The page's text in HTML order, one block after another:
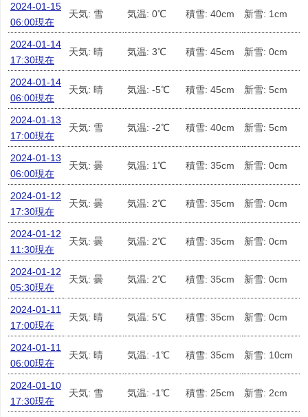
2024-01-15
06:00現在
天気: 雪 気温: 0℃ 積雪: 40cm 新雪: 1cm
2024-01-14
17:30現在
天気: 晴 気温: 3℃ 積雪: 45cm 新雪: 0cm
2024-01-14
06:00現在
天気: 晴 気温: -5℃ 積雪: 45cm 新雪: 5cm
2024-01-13
17:00現在
天気: 雪 気温: -2℃ 積雪: 40cm 新雪: 5cm
2024-01-13
06:00現在
天気: 曇 気温: 1℃ 積雪: 35cm 新雪: 0cm
2024-01-12
17:30現在
天気: 曇 気温: 2℃ 積雪: 35cm 新雪: 0cm
2024-01-12
11:30現在
天気: 曇 気温: 2℃ 積雪: 35cm 新雪: 0cm
2024-01-12
05:30現在
天気: 曇 気温: 2℃ 積雪: 35cm 新雪: 0cm
2024-01-11
17:00現在
天気: 晴 気温: 5℃ 積雪: 35cm 新雪: 0cm
2024-01-11
06:00現在
天気: 晴 気温: -1℃ 積雪: 35cm 新雪: 10cm
2024-01-10
17:30現在
天気: 雪 気温: -1℃ 積雪: 25cm 新雪: 2cm